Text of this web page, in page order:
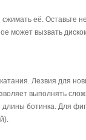
её. Оставьте
может вызвать
Лезвия для
выполнять
ботинка. Для